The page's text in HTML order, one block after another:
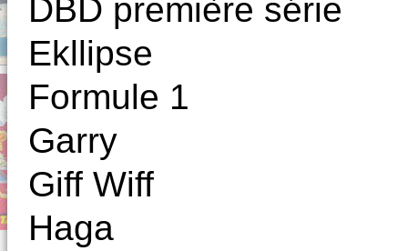
DBD première série
Ekllipse
Formule 1
Garry
Giff Wiff
Haga